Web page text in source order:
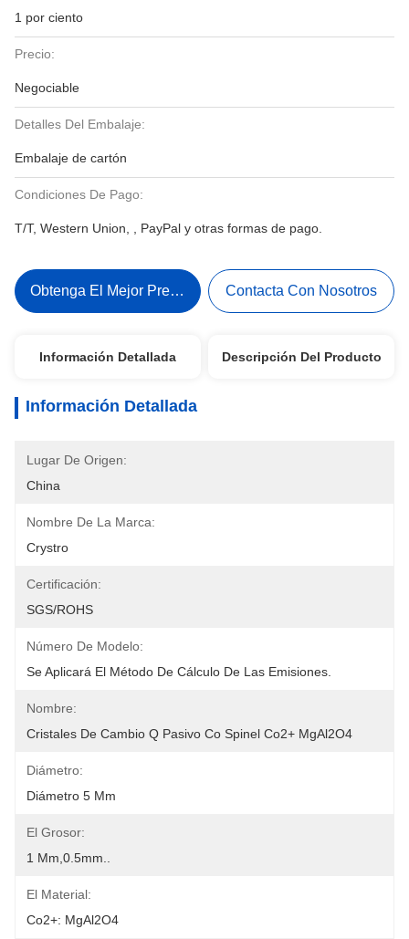
1 por ciento
Precio:
Negociable
Detalles Del Embalaje:
Embalaje de cartón
Condiciones De Pago:
T/T, Western Union, , PayPal y otras formas de pago.
Obtenga El Mejor Precio Contacta Con Nosotros
Información Detallada Descripción Del Producto
Información Detallada
Lugar De Origen:
China
Nombre De La Marca:
Crystro
Certificación:
SGS/ROHS
Número De Modelo:
Se Aplicará El Método De Cálculo De Las Emisiones.
Nombre:
Cristales De Cambio Q Pasivo Co Spinel Co2+ MgAl2O4
Diámetro:
Diámetro 5 Mm
El Grosor:
1 Mm,0.5mm..
El Material:
Co2+: MgAl2O4